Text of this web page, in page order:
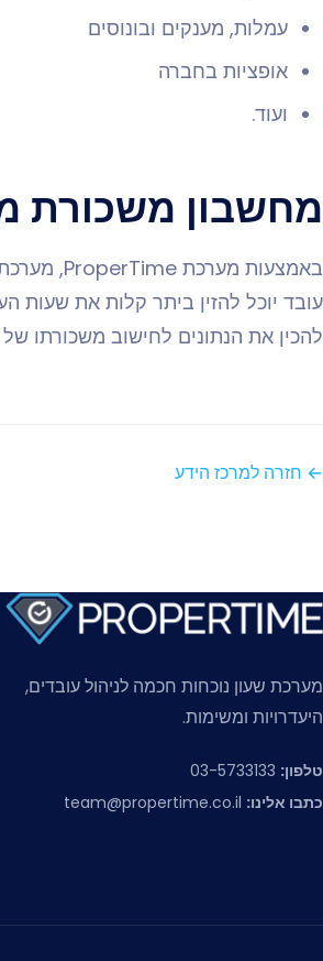
עמלות, מענקים ובונוסים
אופציות בחברה
ועוד.
מחשבון משכורת
באמצעות מערכת ProperTime, מערכת אינטרנטית לניהול נוכחות,
עובד יוכל להזין ביתר קלות את שעות
להכין את הנתונים לחישוב משכורתו
← חזרה למרכז הידע
מערכת שעון נוכחות חכמה לניהול עובדים,
היעדרויות ומשימות.
טלפון: 03-5733133
כתבו אלינו: team@propertime.co.il